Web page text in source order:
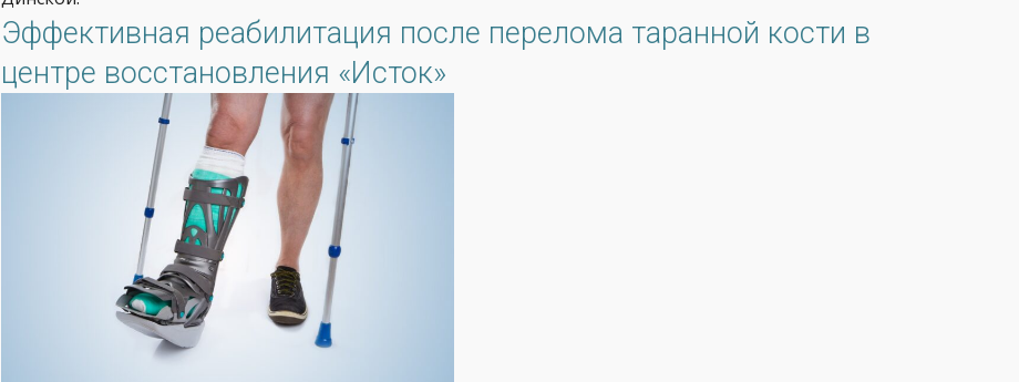
Эффективная реабилитация после перелома таранной кости в
центре восстановления «Исток»